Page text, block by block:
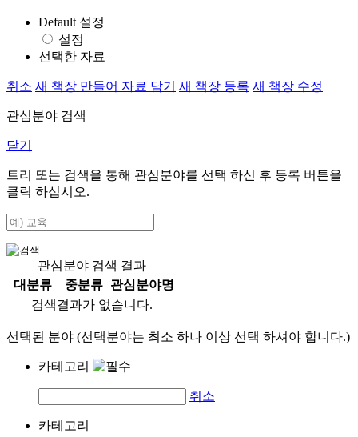
Default 설정
설정
선택한 자료
취소 새 책장 만들어 자료 담기 새 책장 등록 새 책장 수정
관심분야 검색
닫기
트리 또는 검색을 통해 관심분야를 선택 하신 후 등록 버튼을
클릭 하십시오.
관심분야 검색 결과
대분류
중분류
관심분야명
검색결과가 없습니다.
선택된 분야 (선택분야는 최소 하나 이상 선택 하셔야 합니다.)
카테고리
취소
카테고리